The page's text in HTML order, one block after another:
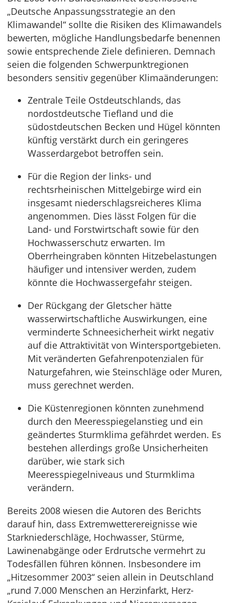
„Deutsche Anpassungsstrategie an den
Klimawandel“ sollte die Risiken des Klimawandels
bewerten, mögliche Handlungsbedarfe benennen
sowie entsprechende Ziele definieren. Demnach
seien die folgenden Schwerpunktregionen
besonders sensitiv gegenüber Klimaänderungen:
Zentrale Teile Ostdeutschlands, das
nordostdeutsche Tiefland und die
südostdeutschen Becken und Hügel könnten
künftig verstärkt durch ein geringeres
Wasserdargebot betroffen sein.
Für die Region der links- und
rechtsrheinischen Mittelgebirge wird ein
insgesamt niederschlagsreicheres Klima
angenommen. Dies lässt Folgen für die
Land- und Forstwirtschaft sowie für den
Hochwasserschutz erwarten. Im
Oberrheingraben könnten Hitzebelastungen
häufiger und intensiver werden, zudem
könnte die Hochwassergefahr steigen.
Der Rückgang der Gletscher hätte
wasserwirtschaftliche Auswirkungen, eine
verminderte Schneesicherheit wirkt negativ
auf die Attraktivität von Wintersportgebieten.
Mit veränderten Gefahrenpotenzialen für
Naturgefahren, wie Steinschläge oder Muren,
muss gerechnet werden.
Die Küstenregionen könnten zunehmend
durch den Meeresspiegelanstieg und ein
geändertes Sturmklima gefährdet werden. Es
bestehen allerdings große Unsicherheiten
darüber, wie stark sich
Meeresspiegelniveaus und Sturmklima
verändern.
Bereits 2008 wiesen die Autoren des Berichts
darauf hin, dass Extremwetterereignisse wie
Starkniederschläge, Hochwasser, Stürme,
Lawinenabgänge oder Erdrutsche vermehrt zu
Todesfällen führen können. Insbesondere im
„Hitzesommer 2003“ seien allein in Deutschland
„rund 7.000 Menschen an Herzinfarkt, Herz-